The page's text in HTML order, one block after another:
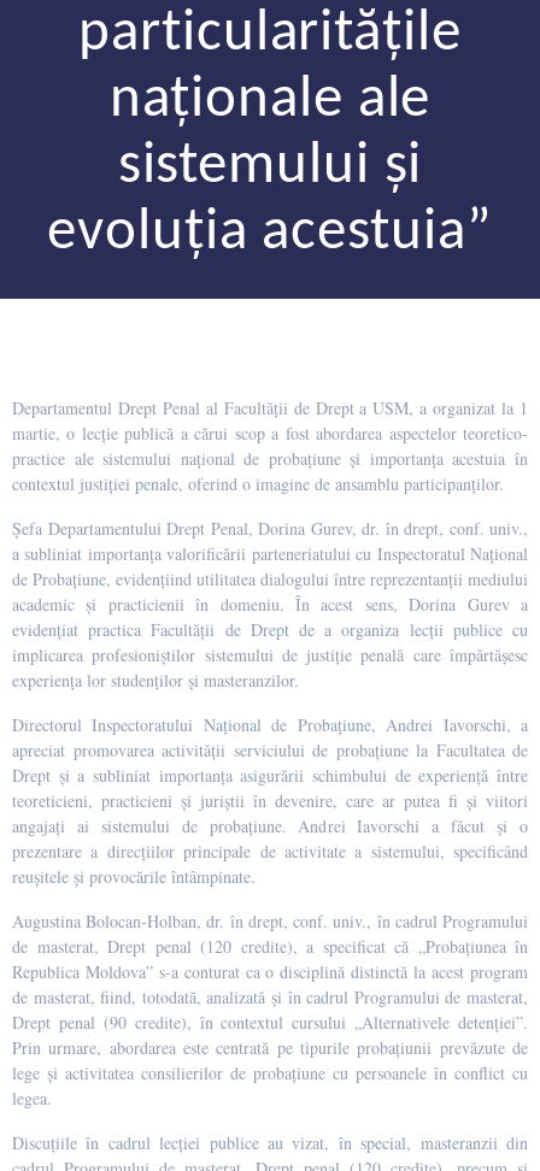
particularitățile
naționale ale
sistemului și
evoluția acestuia”
Departamentul Drept Penal al Facultății de Drept a USM, a organizat la 1
martie, o lecție publică a cărui scop a fost abordarea aspectelor teoretico-
practice ale sistemului național de probațiune și importanța acestuia în
contextul justiției penale, oferind o imagine de ansamblu participanților.
Șefa Departamentului Drept Penal, Dorina Gurev, dr. în drept, conf. univ.,
a subliniat importanța valorificării parteneriatului cu Inspectoratul Național
de Probațiune, evidențiind utilitatea dialogului între reprezentanții mediului
academic și practicienii în domeniu. În acest sens, Dorina Gurev a
evidențiat practica Facultății de Drept de a organiza lecții publice cu
implicarea profesioniștilor sistemului de justiție penală care împărtășesc
experiența lor studenților și masteranzilor.
Directorul Inspectoratului Național de Probațiune, Andrei Iavorschi, a
apreciat promovarea activității serviciului de probațiune la Facultatea de
Drept și a subliniat importanța asigurării schimbului de experiență între
teoreticieni, practicieni și juriștii în devenire, care ar putea fi și viitori
angajați ai sistemului de probațiune. Andrei Iavorschi a făcut și o
prezentare a direcțiilor principale de activitate a sistemului, specificând
reușitele și provocările întâmpinate.
Augustina Bolocan-Holban, dr. în drept, conf. univ., în cadrul Programului
de masterat, Drept penal (120 credite), a specificat că „Probațiunea în
Republica Moldova” s-a conturat ca o disciplină distinctă la acest program
de masterat, fiind, totodată, analizată și în cadrul Programului de masterat,
Drept penal (90 credite), în contextul cursului „Alternativele detenției”.
Prin urmare, abordarea este centrată pe tipurile probațiunii prevăzute de
lege și activitatea consilierilor de probațiune cu persoanele în conflict cu
legea.
Discuțiile în cadrul lecției publice au vizat, în special, masteranzii din